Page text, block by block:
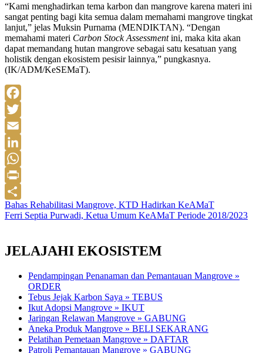
“Kami menghadirkan tema karbon dan mangrove karena materi ini
sangat penting bagi kita semua dalam memahami mangrove tingkat
lanjut,” jelas Muksin Purnama (MENDIKTAN). “Dengan
memahami materi Carbon Stock Assessmentini, maka kita akan
dapat memandang hutan mangrove sebagai satu kesatuan yang
holistik dengan ekosistem pesisir lainnya,” pungkasnya.
(IK/ADM/KeSEMaT).
Facebook
Twitter
Email
LinkedIn
WhatsApp
Print
Share
Navigasi
pos
Bahas Rehabilitasi Mangrove, KTD Hadirkan KeAMaT
Ferri Septia Purwadi, Ketua Umum KeAMaT Periode 2018/2023
JELAJAHI EKOSISTEM
Pendampingan Penanaman dan Pemantauan Mangrove »
ORDER
Tebus Jejak Karbon Saya » TEBUS
Ikut Adopsi Mangrove » IKUT
Jaringan Relawan Mangrove » GABUNG
Aneka Produk Mangrove » BELI SEKARANG
Pelatihan Pemetaan Mangrove » DAFTAR
Patroli Pemantauan Mangrove » GABUNG